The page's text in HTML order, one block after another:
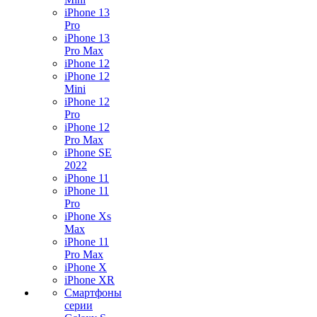
iPhone 13
Pro
iPhone 13
Pro Max
iPhone 12
iPhone 12
Mini
iPhone 12
Pro
iPhone 12
Pro Max
iPhone SE
2022
iPhone 11
iPhone 11
Pro
iPhone Xs
Max
iPhone 11
Pro Max
iPhone X
iPhone XR
Смартфоны
серии